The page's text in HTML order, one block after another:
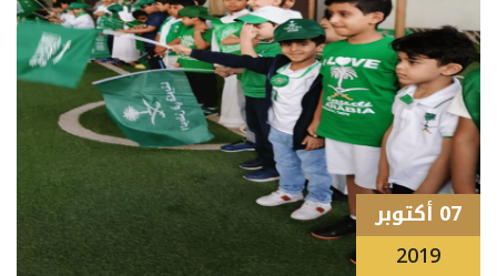
07 أكتوبر
2019